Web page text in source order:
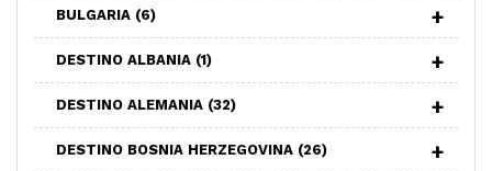
BULGARIA (6)
DESTINO ALBANIA (1)
DESTINO ALEMANIA (32)
DESTINO BOSNIA HERZEGOVINA (26)